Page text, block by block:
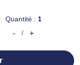
Quantité : 1
- / +